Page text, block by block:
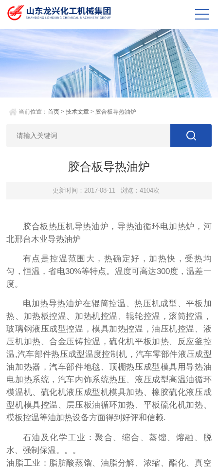
当前位置：首页 >技术文章 > 胶合板导热油炉
胶合板导热油炉
更新时间：2017-08-11 浏览：4104次
胶合板热压机导热油炉，导热油循环电加热炉，河
北邢台木业导热油炉
有点是控温范围大，热确定好，加热快，受热均
匀，恒温，省电30%等特点。温度可高达300度，温差一
度。
电加热导热油炉在辊筒控温、热压机成型、平板加
热、加热板控温、加热机控温、辊轮控温，滚筒控温，
玻璃钢液压成型控温，模具加热控温，油压机控温、液
压机加热、合金压铸控温，硫化机平板加热、反应釜控
温,汽车部件热压成型温度控制机，汽车零部件液压成型
油加热器，汽车部件地毯、顶棚热压成型模具用导热油
电加热系统，汽车内饰系统热压、液压成型高温油循环
模温机、硫化机液压成型机模具加热、橡胶硫化液压成
型机模具控温、层压板油循环加热、平板硫化机加热、
模板控温等油加热设备方面得到好评和信赖.
石油及化学工业：聚合、缩合、蒸馏、熔融、脱
水、强制保温。。。
油脂工业：脂肪酸蒸馏、油脂分解、浓缩、酯化、真空